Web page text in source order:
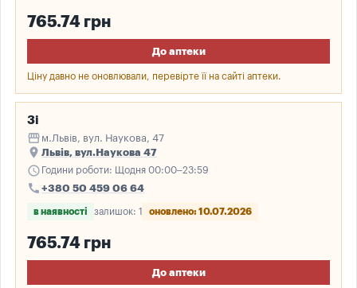
765.74 грн
До аптеки
Ціну давно не оновлювали, перевірте її на сайті аптеки.
3і
storefront м.Львів, вул. Наукова, 47
place Львів, вул.Наукова 47
schedule Години роботи: Щодня 00:00–23:59
call +380 50 459 06 64
в наявності залишок: 1 оновлено: 10.07.2026
765.74 грн
До аптеки